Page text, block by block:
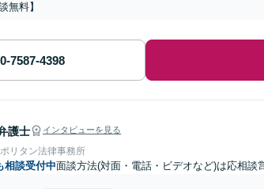
無料】
護士 インタビューを見る
リタン法律事務所
相談受付中面談方法(対面・電話・ビデオなど)は応相談